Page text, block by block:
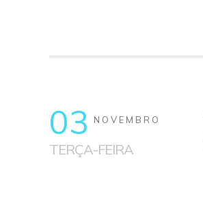
03 NOVEMBRO
TERÇA-FEIRA